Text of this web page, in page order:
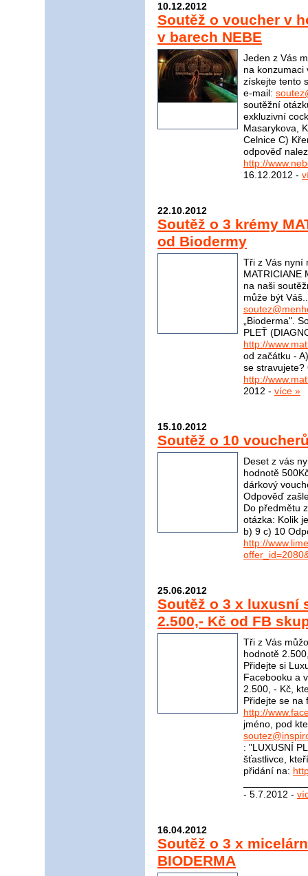
10.12.2012
Soutěž o voucher v
v barech NEBE
Jeden z Vás
na konzumaci
získejte tento
e-mail:
soutěžní
exkluzivní
Masarykova,
Celnice C)
odpověď
http://
16.12.2012 -
22.10.2012
Soutěž o 3 krémy
od Biodermy
Tři z Vás nyní
MATRICIANE
na naši
může být
„Bioderma".
PLEŤ
http://
od začátku -
se stravujete?
http://
2012 - více »
15.10.2012
Soutěž o 10
Deset z vás
hodnotě
dárkový
Odpověď
Do předmětu
otázka: Kolik
b) 9 c) 10
http://
25.06.2012
Soutěž o 3 x luxusní
2.500,- Kč od FB
Tři z Vás
hodnotě
Přidejte si
Facebooku a
2.500, - Kč,
Přidejte se na
http://
jméno, pod
: "LUXUSNÍ
šťastlivce,
přidání na:
- 5.7.2012 -
16.04.2012
Soutěž o 3 x
BIODERMA